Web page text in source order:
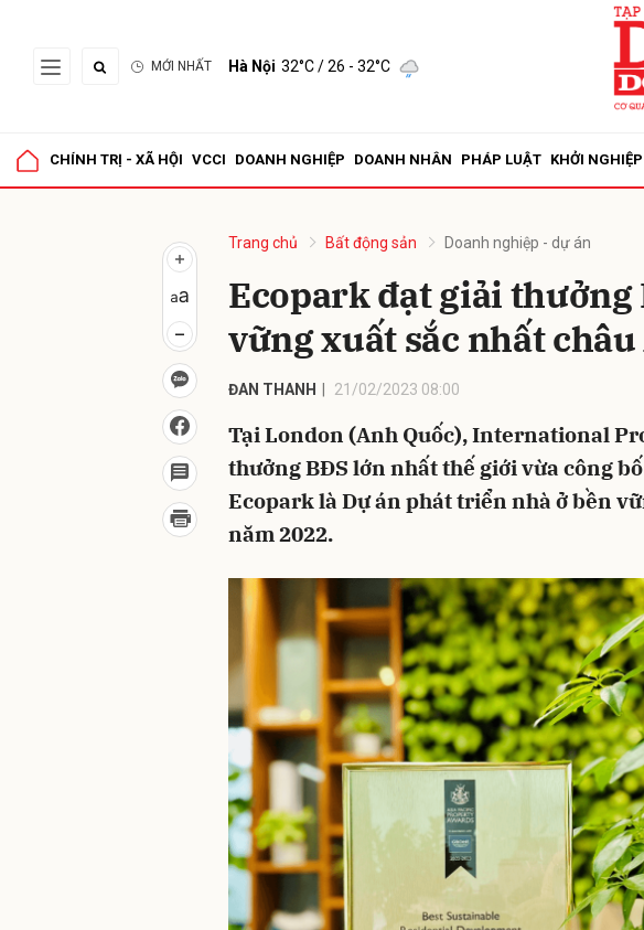
MỚI NHẤT Hà Nội 32°C/ 26 - 32°C
CHÍNH TRỊ - XÃ HỘI VCCI DOANH NGHIỆP DOANH NHÂN PHÁP LUẬT KHỞI NGHIỆP
Trang chủ Bất động sản Doanh nghiệp - dự án
Ecopark đạt giải
vững xuất sắc nhất châu
ĐAN THANH 21/02/2023 08:00
Tại London (Anh Quốc), International
thưởng BĐS lớn nhất thế giới vừa công
Ecopark là Dự án phát triển nhà ở bền
năm 2022.